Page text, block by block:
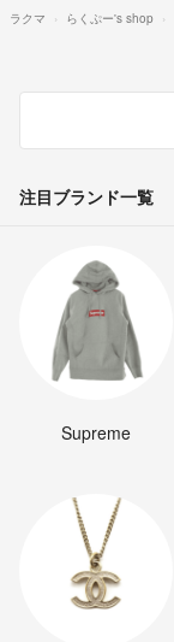
ラクマ らくぷー's shop
注目ブランド一覧
Supreme